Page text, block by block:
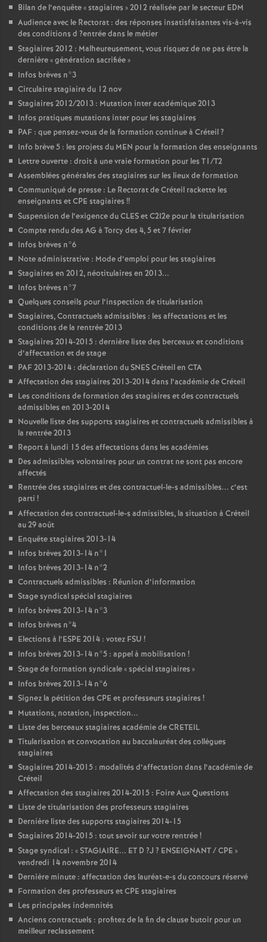
Bilan de l’enquête «stagiaires » 2012 réalisée par le secteur EDM
Audience avec le Rectorat : des réponses insatisfaisantes vis-à-vis
des conditions d ?entrée dans le métier
Stagiaires 2012 : Malheureusement, vous risquez de ne pas être la
dernière «génération sacrifiée»
Infos brèves n°3
Circulaire stagiaire du 12 nov
Stagiaires 2012/2013 : Mutation inter académique 2013
Infos pratiques mutations inter pour les stagiaires
PAF : que pensez-vous de la formation continue à Créteil?
Info brève 5 : les projets du MEN pour la formation des enseignants
Lettre ouverte : droit à une vraie formation pour les T1/T2
Assemblées générales des stagiaires sur les lieux de formation
Communiqué de presse : Le Rectorat de Créteil rackette les
enseignants etCPE stagiaires !!
Suspension de l’exigence duCLESet C2I2e pour la titularisation
Compte rendu des AG à Torcy des 4, 5 et 7 février
Infos brèves n°6
Note administrative : Mode d’emploi pour les stagiaires
Stagiaires en 2012, néotitulaires en 2013...
Infos brèves n°7
Quelques conseils pour l’inspection de titularisation
Stagiaires, Contractuels admissibles : les affectations et les
conditions de la rentrée 2013
Stagiaires 2014-2015 : dernière liste des berceaux et conditions
d’affectation et de stage
PAF2013-2014 : déclaration duSNESCréteil en CTA
Affectation des stagiaires 2013-2014 dans l’académie de Créteil
Les conditions de formation des stagiaires et des contractuels
admissibles en 2013-2014
Nouvelle liste des supports stagiaires et contractuels admissibles à
la rentrée 2013
Report à lundi 15 des affectations dans les académies
Des admissibles volontaires pour un contrat ne sont pas encore
affectés
Rentrée des stagiaires et des contractuel-le-s admissibles... c’est
parti !
Affectation des contractuel-le-s admissibles, la situation à Créteil
au 29 août
Enquête stagiaires 2013-14
Infos brèves 2013-14 n°1
Infos brèves 2013-14 n°2
Contractuels admissibles : Réunion d’information
Stage syndical spécial stagiaires
Infos brèves 2013-14 n°3
Infos brèves n°4
Elections à l’ESPE 2014 : votez FSU !
Infos brèves 2013-14 n°5 : appel à mobilisation !
Stage de formation syndicale «spécial stagiaires »
Infos brèves 2013-14 n°6
Signez la pétition des CPE et professeurs stagiaires !
Mutations, notation, inspection...
Liste des berceaux stagiaires académie deCRETEIL
Titularisation et convocation au baccalauréat des collègues
stagiaires
Stagiaires 2014-2015 : modalités d’affectation dans l’académie de
Créteil
Affectation des stagiaires 2014-2015 : Foire Aux Questions
Liste de titularisation des professeurs stagiaires
Dernière liste des supports stagiaires 2014-15
Stagiaires 2014-2015 : tout savoir sur votre rentrée!
Stage syndical : «STAGIAIRE... ET D ?J ? ENSEIGNANT/CPE »
vendredi 14 novembre 2014
Dernière minute : affectation des lauréat-e-s du concours réservé
Formation des professeurs etCPE stagiaires
Les principales indemnités
Anciens contractuels : profitez de la fin de clause butoir pour un
meilleur reclassement